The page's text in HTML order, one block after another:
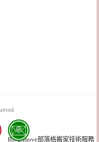
Blogimove部落格搬家技術服務